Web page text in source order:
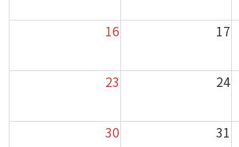
16 17
23 24
30 31